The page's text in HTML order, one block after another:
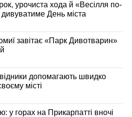
урочиста хода й «Весілля по-
День міста
завітає «Парк Дивотварин»
допомагають швидко
місті
у горах на Прикарпатті вночі